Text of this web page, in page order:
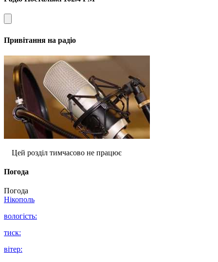
Привітання на радіо
Цей розділ тимчасово не працює
Погода
Погода
Нікополь
вологість:
тиск:
вітер: